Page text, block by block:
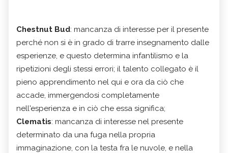
Chestnut Bud: mancanza di interesse per il presente
perché non si è in grado di trarre insegnamento dalle
esperienze, e questo determina infantilismo e la
ripetizioni degli stessi errori; il talento collegato è il
pieno apprendimento nel qui e ora da ciò che
accade, immergendosi completamente
nell'esperienza e in ciò che essa significa;
Clematis: mancanza di interesse nel presente
determinato da una fuga nella propria
immaginazione, con la testa fra le nuvole, e nella